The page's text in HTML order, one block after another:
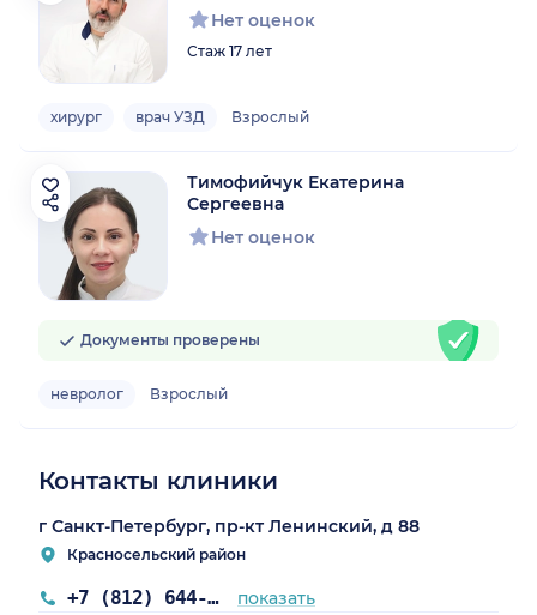
Нет оценок
Стаж 17 лет
хирург врач УЗД Взрослый
Тимофийчук Екатерина
Сергеевна
Нет оценок
Документы проверены
невролог Взрослый
Контакты клиники
г Санкт-Петербург, пр-кт Ленинский, д 88
Красносельский район
+7 (812) 644-41-04 показать